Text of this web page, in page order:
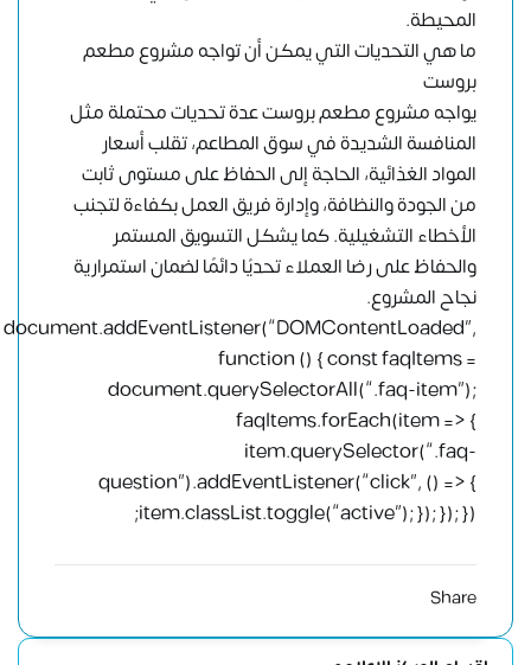
المحيطة.
ما هي التحديات التي يمكن أن تواجه مشروع مطعم
بروست
يواجه مشروع مطعم بروست عدة تحديات محتملة مثل
المنافسة الشديدة في سوق المطاعم، تقلب أسعار
المواد الغذائية، الحاجة إلى الحفاظ على مستوى ثابت
من الجودة والنظافة، وإدارة فريق العمل بكفاءة لتجنب
الأخطاء التشغيلية. كما يشكل التسويق المستمر
والحفاظ على رضا العملاء تحديًا دائمًا لضمان استمرارية
نجاح المشروع.
document.addEventListener(“DOMContentLoaded”,
function () { const faqItems =
document.querySelectorAll(“.faq-item”);
faqItems.forEach(item => {
item.querySelector(“.faq-
question”).addEventListener(“click”, () => {
item.classList.toggle(“active”); }); }); });
Share